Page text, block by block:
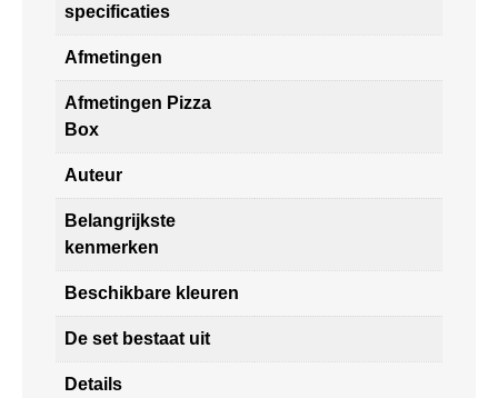
specificaties
Afmetingen
Afmetingen Pizza
Box
Auteur
Belangrijkste
kenmerken
Beschikbare kleuren
De set bestaat uit
Details